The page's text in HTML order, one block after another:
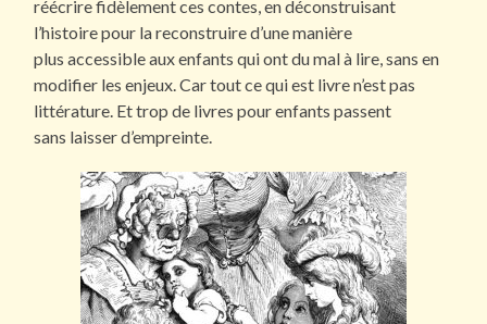
réécrire fidèlement ces contes, en déconstruisant
l’histoire pour la reconstruire d’une manière
plus accessible aux enfants qui ont du mal à lire, sans en
modifier les enjeux. Car tout ce qui est livre n’est pas
littérature. Et trop de livres pour enfants passent
sans laisser d’empreinte.